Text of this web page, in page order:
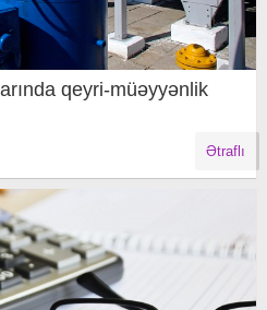
qeyri-müəyyənlik
Ətraflı